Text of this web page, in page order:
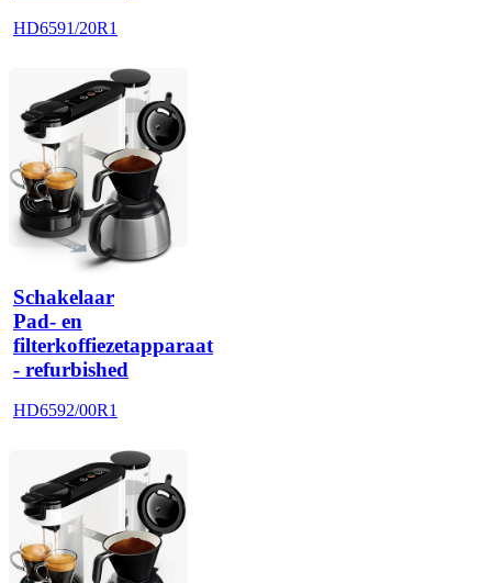
HD6591/20R1
Schakelaar
Pad- en
filterkoffiezetapparaat
- refurbished
HD6592/00R1